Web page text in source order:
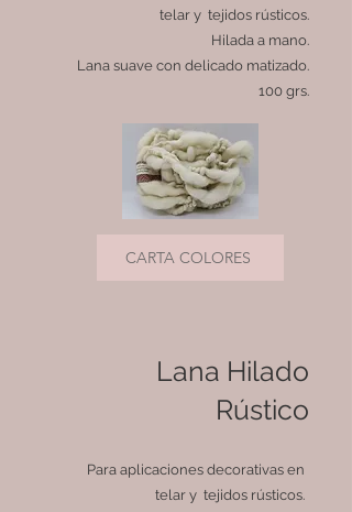
telar y tejidos rústicos.
Hilada a mano.
Lana suave con delicado matizado.
100 grs.
CARTA COLORES
Lana Hilado
Rústico
Para aplicaciones decorativas en
telar y tejidos rústicos.